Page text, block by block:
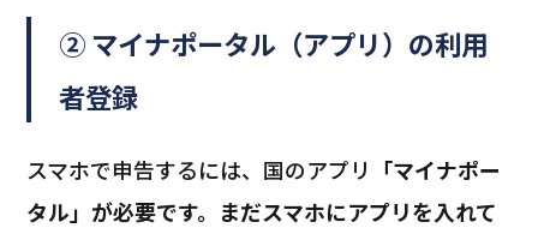
② マイナポータル（アプリ）の利用
者登録
スマホで申告するには、国のアプリ 「マイナポー
タル」が必要です。まだスマホにアプリを入れて